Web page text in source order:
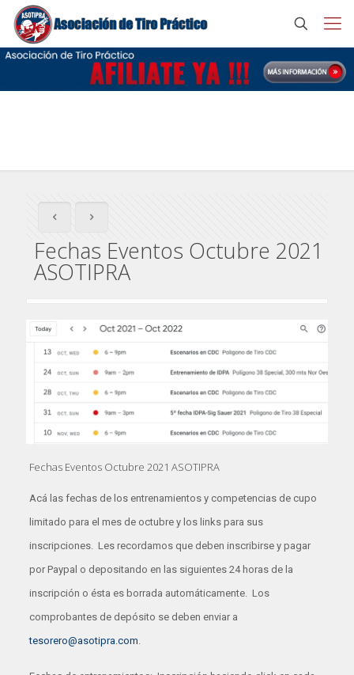
Fechas Eventos Octubre 2021
ASOTIPRA
Fechas Eventos Octubre 2021 ASOTIPRA
Acá las fechas de los entrenamientos y competencias de cupo
limitado para el mes de octubre y los links para sus
inscripciones. Les recordamos que deben inscribirse y pagar
por Paypal o depositando en las siguientes 24 horas de la
inscripción o ésta es borrada automáticamente. Los
comprobantes de depósito se deben enviar a
tesorero@asotipra.com.